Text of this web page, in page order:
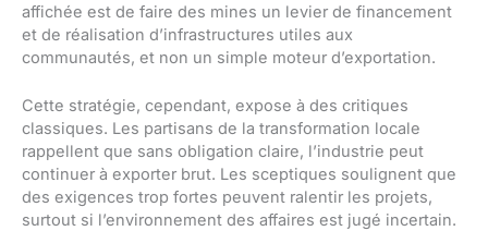
affichée est de faire des mines un levier de financement
et de réalisation d’infrastructures utiles aux
communautés, et non un simple moteur d’exportation.
Cette stratégie, cependant, expose à des critiques
classiques. Les partisans de la transformation locale
rappellent que sans obligation claire, l’industrie peut
continuer à exporter brut. Les sceptiques soulignent que
des exigences trop fortes peuvent ralentir les projets,
surtout si l’environnement des affaires est jugé incertain.